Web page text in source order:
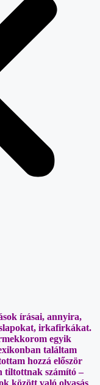
írásai, annyira,
irkafirkákat.
egyik
találtam
hozzá először
tiltottnak számító –
között való olvasás